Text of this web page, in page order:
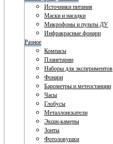
Источники питания
Маски и насадки
Микрофоны и пульты ДУ
Инфракрасные фонари
Разное
Компасы
Планетарии
Наборы для экспериментов
Фонари
Барометры и метеостанции
Часы
Глобусы
Металлоискатели
Экшн-камеры
Зонты
Фотоловушки